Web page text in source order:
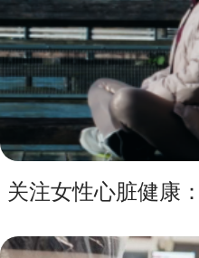
关注女性心脏健康